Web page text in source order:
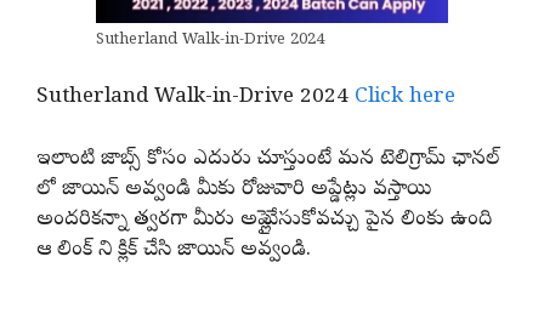
Sutherland Walk-in-Drive 2024
Sutherland Walk-in-Drive 2024 Click here
ఇలాంటి జాబ్స్ కోసం ఎదురు చూస్తుంటే మన టెలిగ్రామ్ ఛానల్
లో జాయిన్ అవ్వండి మీకు రోజువారి అప్డేట్లు వస్తాయి
అందరికన్నా త్వరగా మీరు అప్లై చేసుకోవచ్చు పైన లింకు ఉంది
ఆ లింక్ ని క్లిక్ చేసి జాయిన్ అవ్వండి.